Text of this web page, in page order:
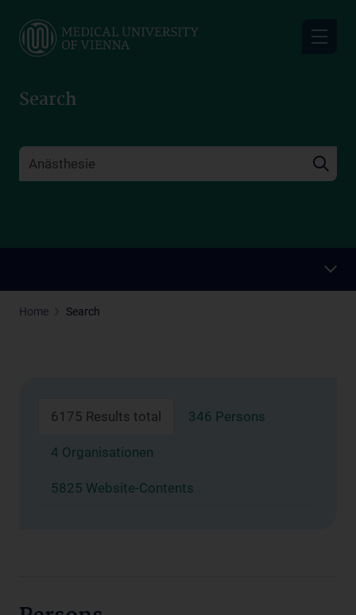
main
Search
Home Search
6175 Results total 346 Persons
4 Organisationen
5825 Website-Contents